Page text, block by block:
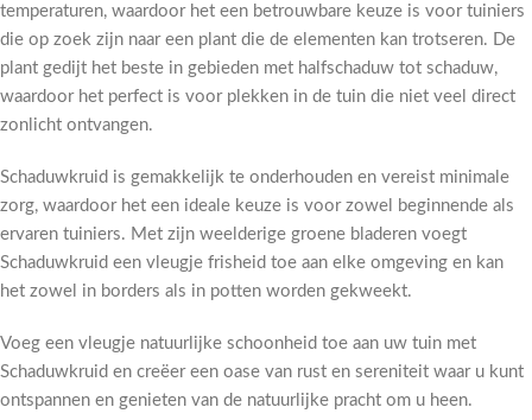
temperaturen, waardoor het een betrouwbare keuze is voor tuiniers
die op zoek zijn naar een plant die de elementen kan trotseren. De
plant gedijt het beste in gebieden met halfschaduw tot schaduw,
waardoor het perfect is voor plekken in de tuin die niet veel direct
zonlicht ontvangen.
Schaduwkruid is gemakkelijk te onderhouden en vereist minimale
zorg, waardoor het een ideale keuze is voor zowel beginnende als
ervaren tuiniers. Met zijn weelderige groene bladeren voegt
Schaduwkruid een vleugje frisheid toe aan elke omgeving en kan
het zowel in borders als in potten worden gekweekt.
Voeg een vleugje natuurlijke schoonheid toe aan uw tuin met
Schaduwkruid en creëer een oase van rust en sereniteit waar u kunt
ontspannen en genieten van de natuurlijke pracht om u heen.